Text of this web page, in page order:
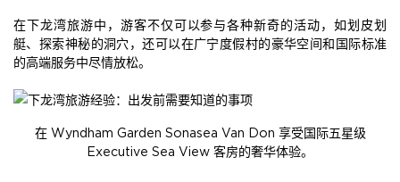
在下龙湾旅游中，游客不仅可以参与各种新奇的活动，如划皮划
艇、探索神秘的洞穴，还可以在广宁度假村的豪华空间和国际标准
的高端服务中尽情放松。
在 Wyndham Garden Sonasea Van Don 享受国际五星级
Executive Sea View 客房的奢华体验。